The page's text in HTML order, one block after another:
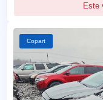
Este
Copart